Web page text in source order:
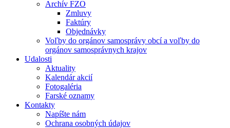
Archív FZO
Zmluvy
Faktúry
Objednávky
Voľby do orgánov samosprávy obcí a voľby do
orgánov samosprávnych krajov
Udalosti
Aktuality
Kalendár akcií
Fotogaléria
Farské oznamy
Kontakty
Napíšte nám
Ochrana osobných údajov